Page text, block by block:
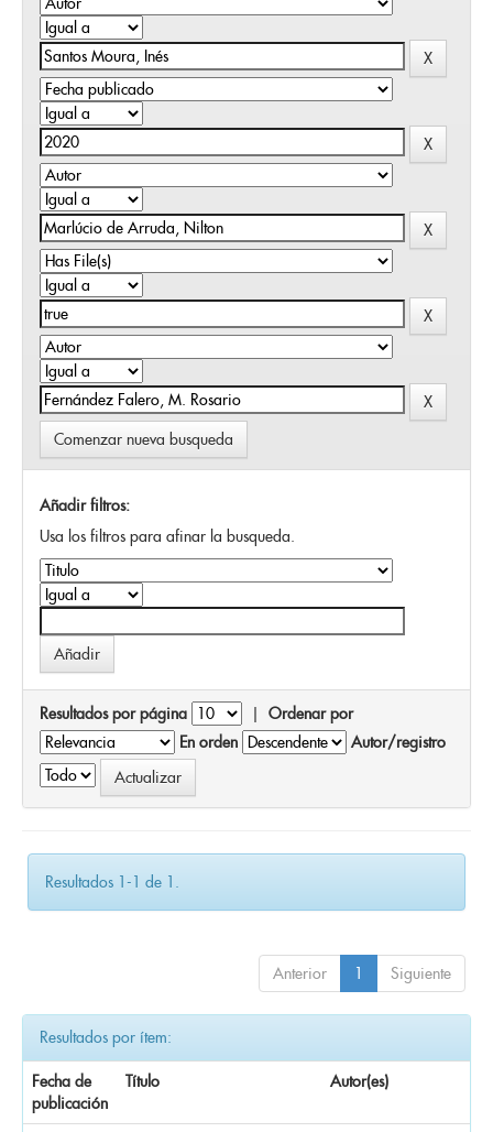
Comenzar nueva busqueda
Añadir filtros:
Usa los filtros para afinar la busqueda.
Resultados por página | Ordenar por
En orden
Autor/registro
Resultados 1-1 de 1.
Anterior 1 Siguiente
Resultados por ítem:
Fecha de
publicación
Título Autor(es)